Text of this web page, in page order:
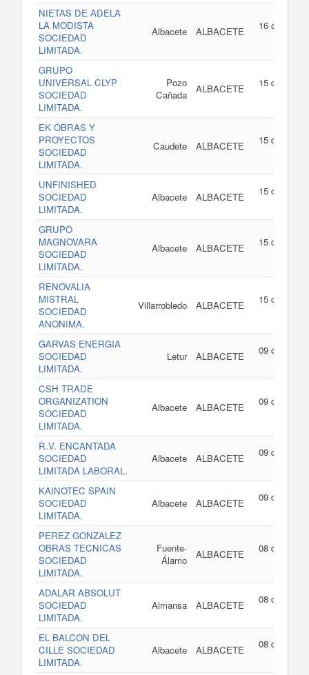
NIETAS DE ADELA
LA MODISTA
SOCIEDAD
LIMITADA.
Albacete ALBACETE
16 de julio
GRUPO
UNIVERSAL CLYP
SOCIEDAD
LIMITADA.
Pozo
Cañada
ALBACETE
15 de julio
EK OBRAS Y
PROYECTOS
SOCIEDAD
LIMITADA.
Caudete ALBACETE
15 de julio
UNFINISHED
SOCIEDAD
LIMITADA.
Albacete ALBACETE
15 de julio
GRUPO
MAGNOVARA
SOCIEDAD
LIMITADA.
Albacete ALBACETE
15 de julio
RENOVALIA
MISTRAL
SOCIEDAD
ANONIMA.
Villarrobledo ALBACETE
15 de julio
GARVAS ENERGIA
SOCIEDAD
LIMITADA.
Letur ALBACETE
09 de julio
CSH TRADE
ORGANIZATION
SOCIEDAD
LIMITADA.
Albacete ALBACETE
09 de julio
R.V. ENCANTADA
SOCIEDAD
LIMITADA LABORAL.
Albacete ALBACETE
09 de julio
KAINOTEC SPAIN
SOCIEDAD
LIMITADA.
Albacete ALBACETE
09 de julio
PEREZ GONZALEZ
OBRAS TECNICAS
SOCIEDAD
LIMITADA.
Fuente-
Álamo
ALBACETE
08 de julio
ADALAR ABSOLUT
SOCIEDAD
LIMITADA.
Almansa ALBACETE
08 de julio
EL BALCON DEL
CILLE SOCIEDAD
LIMITADA.
Albacete ALBACETE
08 de julio